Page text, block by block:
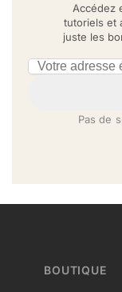
Accédez
tutoriels et
juste les
Email address
Pas de
BOUTIQUE